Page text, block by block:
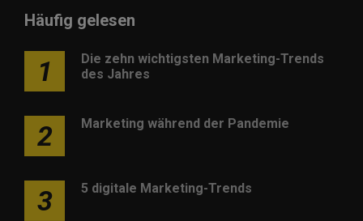
Häufig gelesen
1
Die zehn wichtigsten Marketing-Trends
des Jahres
2 Marketing während der Pandemie
3 5 digitale Marketing-Trends